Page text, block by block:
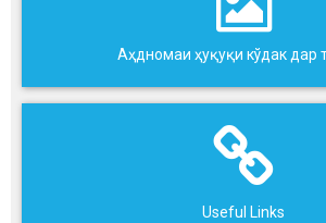
Аҳдномаи ҳуқуқи кўдак дар
Useful Links